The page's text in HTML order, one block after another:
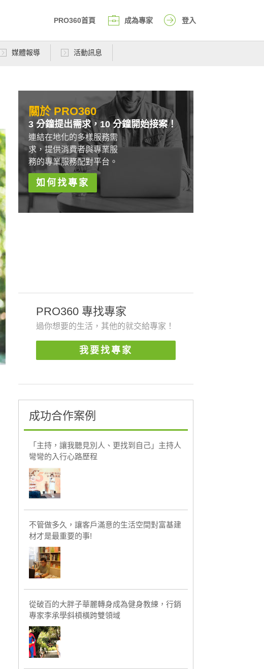
PRO360首頁 成為專家 登入
媒體報導 活動訊息
關於 PRO360
3 分鐘提出需求，10 分鐘開始接案！
連結在地化的多樣服務需
求，提供消費者與專業服
務的專業服務配對平台。
如何找專家
PRO360 專找專家
過你想要的生活，其他的就交給專家！
我要找專家
成功合作案例
「主持，讓我聽見別人、更找到自己」主持人
彎彎的入行心路歷程
不管做多久，讓客戶滿意的生活空間對富基建
材才是最重要的事!
從破百的大胖子華麗轉身成為健身教練，行銷
專家李承學斜槓橫跨雙領域